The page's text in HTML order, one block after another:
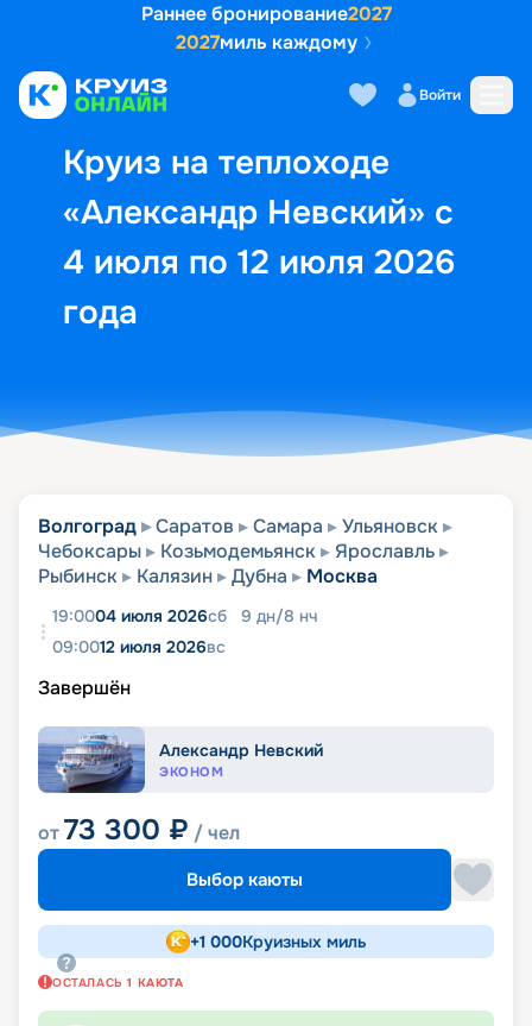
Раннее бронирование2027
2027миль каждому
Войти
Круиз на теплоходе
«Александр Невский» с
4 июля по 12 июля 2026
года
Выбор кают Маршрут и
Волгоград Саратов Самара
Ульяновск
Чебоксары
Козьмодемьянск
Ярославль
Рыбинск
Калязин Дубна Москва
19:0004 июля 2026сб 9 дн/8 нч
09:0012 июля 2026вс
Завершён
Александр Невский
ЭКОНОМ
от73 300 ₽ / чел
Выбор каюты
+1 000Круизных миль
ОСТАЛАСЬ 1 КАЮТА